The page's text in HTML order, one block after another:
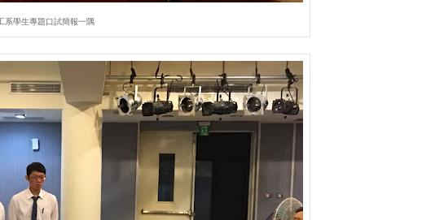
系學生專題口試簡報一隅